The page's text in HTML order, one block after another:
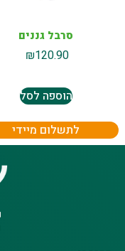
סרבל גננים
₪120.90
הוספה לסל
לתשלום מיידי